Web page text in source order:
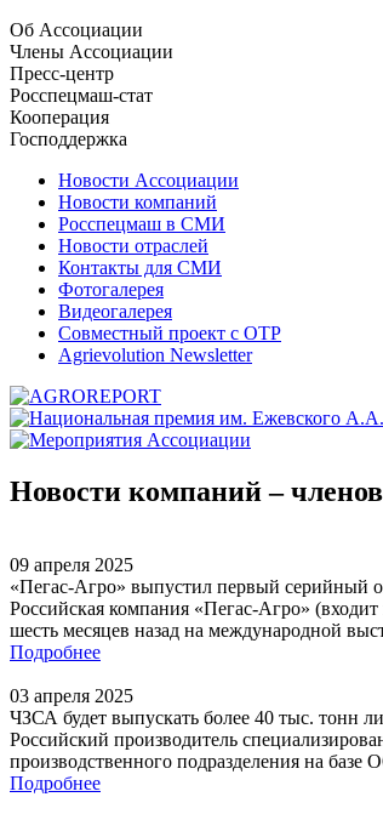
Об Ассоциации
Члены Ассоциации
Пресс-центр
Росспецмаш-стат
Кооперация
Господдержка
Новости Ассоциации
Новости компаний
Росспецмаш в СМИ
Новости отраслей
Контакты для СМИ
Фотогалерея
Видеогалерея
Совместный проект с ОТР
Agrievolution Newsletter
Новости компаний –
09 апреля 2025
«Пегас-Агро» выпустил первый серийный
Российская компания «Пегас-Агро»
шесть месяцев назад на международной
Подробнее
03 апреля 2025
ЧЗСА будет выпускать более 40 тыс. тонн
Российский производитель
производственного подразделения на
Подробнее